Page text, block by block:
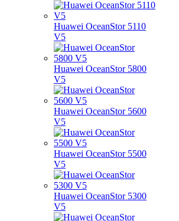
Huawei OceanStor 5110
V5
Huawei OceanStor 5800
V5
Huawei OceanStor 5600
V5
Huawei OceanStor 5500
V5
Huawei OceanStor 5300
V5